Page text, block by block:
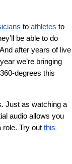
to athletes to
be able to do
after years of live
we’re bringing
degrees this
Just as watching a
audio allows you
role. Try out this